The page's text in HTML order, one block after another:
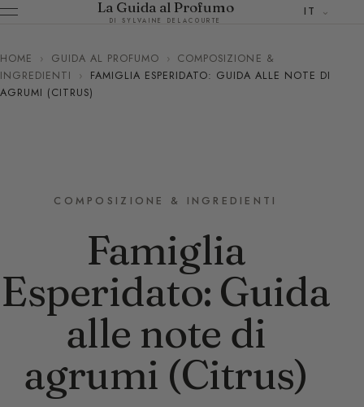
La Guida al Profumo
DI SYLVAINE DELACOURTE
IT
HOME › GUIDA AL PROFUMO › COMPOSIZIONE &
INGREDIENTI
›
FAMIGLIA ESPERIDATO: GUIDA ALLE NOTE DI
AGRUMI (CITRUS)
COMPOSIZIONE & INGREDIENTI
Famiglia
Esperidato: Guida
alle note di
agrumi (Citrus)